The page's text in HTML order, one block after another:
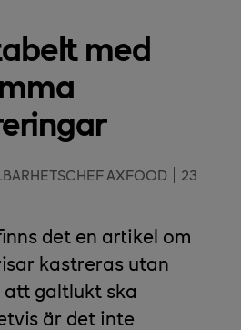
med
AXFOOD
23
det en artikel om
kastreras utan
galtlukt ska
är det inte